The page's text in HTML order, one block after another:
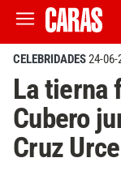
CELEBRIDADES24-06-
La tierna
Cubero
Cruz